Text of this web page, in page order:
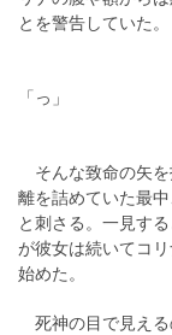
とを警告していた。
「っ」
そんな致命の矢を
離を詰めていた最
と刺さる。一見す
が彼女は続いてコ
始めた。
死神の目で見える